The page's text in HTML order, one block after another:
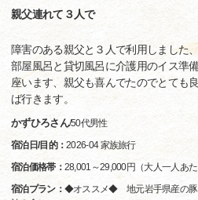
親父連れて３人で
障害のある親父と３人で利用しました
部屋風呂と貸切風呂に介護用のイス準
座います、親父も喜んでたのでとても
ば行きます。
かずひろさん/50代男性
宿泊日/目的：2026-04 家族旅行
宿泊価格帯： 28,001～29,000円（大人一人あた
宿泊プラン： ◆オススメ◆ 地元岩手県産の